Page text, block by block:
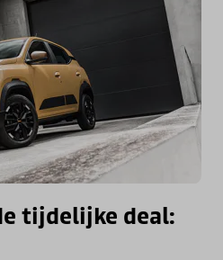
tijdelijke deal: